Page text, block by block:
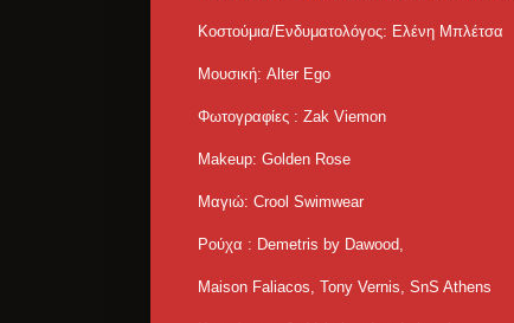
Κοστούμια/Ενδυματολόγος: Ελένη Μπλέτσα
Μουσική: Alter Ego
Φωτογραφίες : Zak Viemon
Makeup: Golden Rose
Μαγιώ: Crool Swimwear
Ρούχα : Demetris by Dawood,
Maison Faliacos, Tony Vernis, SnS Athens